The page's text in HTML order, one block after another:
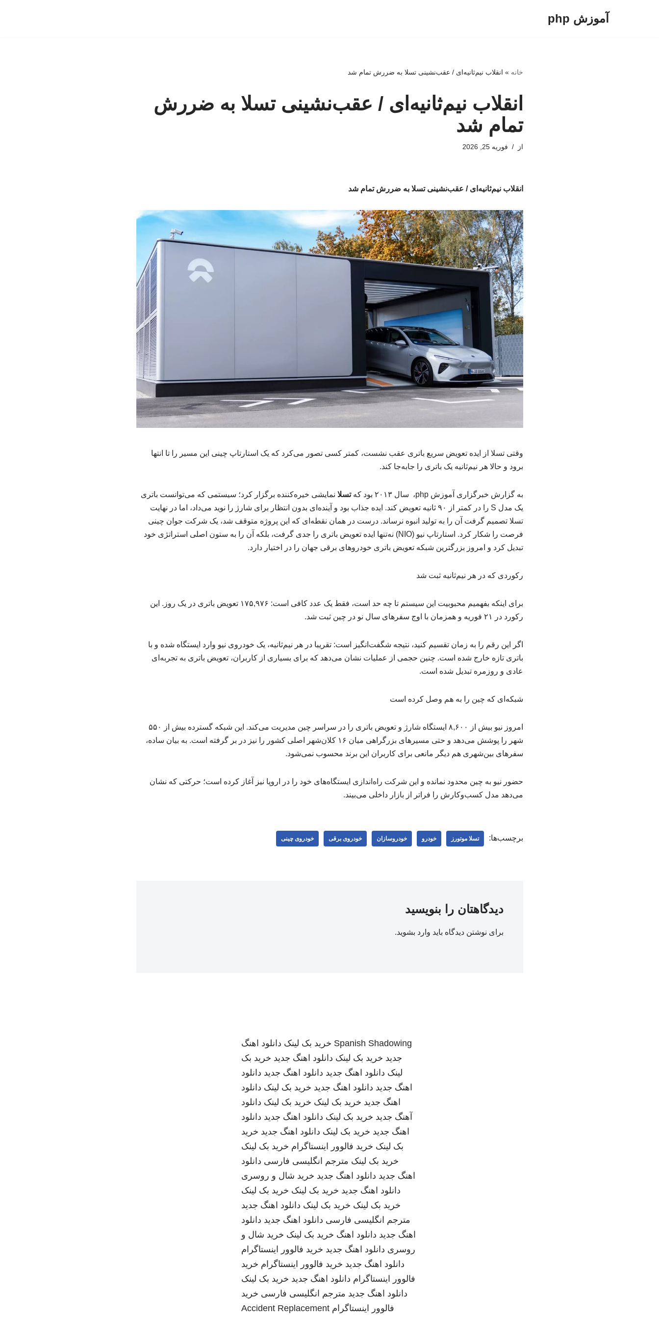
آموزش php
خانه » انقلاب نیم‌ثانیه‌ای / عقب‌نشینی تسلا به ضررش تمام شد
انقلاب نیم‌ثانیه‌ای / عقب‌نشینی تسلا به ضررش
تمام شد
از فوریه 25, 2026
انقلاب نیم‌ثانیه‌ای / عقب‌نشینی تسلا به ضررش تمام شد
وقتی تسلا از ایده تعویض سریع باتری عقب نشست، کمتر کسی تصور می‌کرد که یک استارتاپ چینی این مسیر را تا انتها
برود و حالا هر نیم‌ثانیه یک باتری را جابه‌جا کند.
به گزارش خبرگزاری آموزش php، سال ۲۰۱۳ بود که تسلا نمایشی خیره‌کننده برگزار کرد؛ سیستمی که می‌توانست باتری
یک مدل S را در کمتر از ۹۰ ثانیه تعویض کند. ایده جذاب بود و آینده‌ای بدون انتظار برای شارژ را نوید می‌داد، اما در نهایت
تسلا تصمیم گرفت آن را به تولید انبوه نرساند. درست در همان نقطه‌ای که این پروژه متوقف شد، یک شرکت جوان چینی
فرصت را شکار کرد. استارتاپ نیو (NIO) نه‌تنها ایده تعویض باتری را جدی گرفت، بلکه آن را به ستون اصلی استراتژی خود
تبدیل کرد و امروز بزرگترین شبکه تعویض باتری خودروهای برقی جهان را در اختیار دارد.
رکوردی که در هر نیم‌ثانیه ثبت شد
برای اینکه بفهمیم محبوبیت این سیستم تا چه حد است، فقط یک عدد کافی است: ۱۷۵,۹۷۶ تعویض باتری در یک روز. این
رکورد در ۲۱ فوریه و همزمان با اوج سفرهای سال نو در چین ثبت شد.
اگر این رقم را به زمان تقسیم کنید، نتیجه شگفت‌انگیز است: تقریبا در هر نیم‌ثانیه، یک خودروی نیو وارد ایستگاه شده و با
باتری تازه خارج شده است. چنین حجمی از عملیات نشان می‌دهد که برای بسیاری از کاربران، تعویض باتری به تجربه‌ای
عادی و روزمره تبدیل شده است.
شبکه‌ای که چین را به هم وصل کرده است
امروز نیو بیش از ۸,۶۰۰ ایستگاه شارژ و تعویض باتری را در سراسر چین مدیریت می‌کند. این شبکه گسترده بیش از ۵۵۰
شهر را پوشش می‌دهد و حتی مسیرهای بزرگراهی میان ۱۶ کلان‌شهر اصلی کشور را نیز در بر گرفته است. به بیان ساده،
سفرهای بین‌شهری هم دیگر مانعی برای کاربران این برند محسوب نمی‌شود.
حضور نیو به چین محدود نمانده و این شرکت راه‌اندازی ایستگاه‌های خود را در اروپا نیز آغاز کرده است؛ حرکتی که نشان
می‌دهد مدل کسب‌وکارش را فراتر از بازار داخلی می‌بیند.
برچسب‌ها: تسلا موتورز خودرو خودروسازان خودروی برقی خودروی چینی
دیدگاهتان را بنویسید
برای نوشتن دیدگاه باید وارد بشوید.
Spanish Shadowing خرید بک لینک دانلود اهنگ
جدید خرید بک لینک دانلود اهنگ جدید خرید بک
لینک دانلود اهنگ جدید دانلود اهنگ جدید دانلود
اهنگ جدید دانلود اهنگ جدید خرید بک لینک دانلود
اهنگ جدید خرید بک لینک خرید بک لینک دانلود
آهنگ جدید خرید بک لینک دانلود اهنگ جدید دانلود
اهنگ جدید خرید بک لینک دانلود اهنگ جدید خرید
بک لینک خرید فالوور اینستاگرام خرید بک لینک
خرید بک لینک مترجم انگلیسی فارسی دانلود
اهنگ جدید دانلود اهنگ جدید خرید شال و روسری
دانلود اهنگ جدید خرید بک لینک خرید بک لینک
خرید بک لینک خرید بک لینک دانلود اهنگ جدید
مترجم انگلیسی فارسی دانلود اهنگ جدید دانلود
اهنگ جدید دانلود اهنگ خرید بک لینک خرید شال و
روسری دانلود اهنگ جدید خرید فالوور اینستاگرام
دانلود اهنگ جدید خرید فالوور اینستاگرام خرید
فالوور اینستاگرام دانلود اهنگ جدید خرید بک لینک
دانلود اهنگ جدید مترجم انگلیسی فارسی خرید
فالوور اینستاگرام Accident Replacement